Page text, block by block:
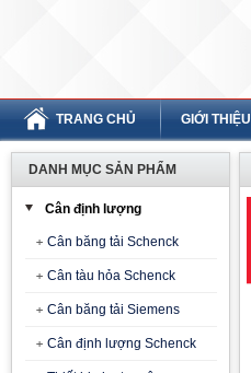
TRANG CHỦ GIỚI THIỆU
DANH MỤC SẢN PHẨM
Cân định lượng
Cân băng tải Schenck
Cân tàu hỏa Schenck
Cân băng tải Siemens
Cân định lượng Schenck